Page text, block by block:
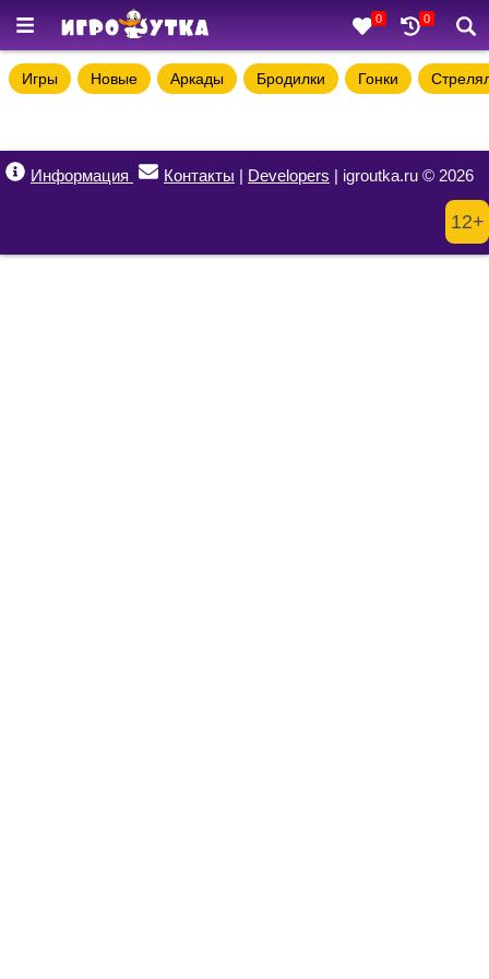
0 0
Игры Новые Аркады Бродилки Гонки
Информация Контакты | Developers | igroutka.ru © 2026
12+